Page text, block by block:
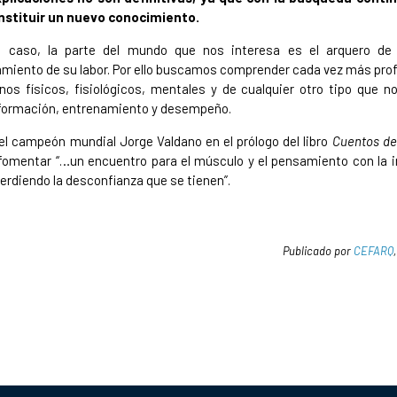
un nuevo conocimiento.
caso, la parte del mundo que nos interesa es el arquero
de su labor. Por ello buscamos comprender cada vez más
físicos, fisiológicos, mentales y de cualquier otro tipo que
entrenamiento y desempeño.
campeón mundial Jorge Valdano en el prólogo del libro Cuentos
“…un encuentro para el músculo y el pensamiento con la
la desconfianza que se tienen”.
Publicado por CEFARQ